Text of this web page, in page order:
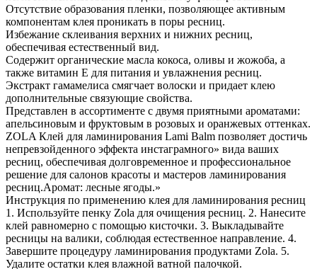
Отсутствие образования пленки, позволяющее активным
компонентам клея проникать в поры ресниц.
Избежание склеивания верхних и нижних ресниц,
обеспечивая естественный вид.
Содержит органические масла кокоса, оливы и жожоба, а
также витамин Е для питания и увлажнения ресниц.
Экстракт гамамелиса смягчает волоски и придает клею
дополнительные связующие свойства.
Представлен в ассортименте с двумя приятными ароматами:
апельсиновым и фруктовым в розовых и оранжевых оттенках.
ZOLA Клей для ламинирования Lami Balm позволяет достичь
непревзойденного эффекта инстаграмного» вида ваших
ресниц, обеспечивая долговременное и профессиональное
решение для салонов красоты и мастеров ламинирования
ресниц.Аромат: лесные ягоды.»
Инструкция по применению клея для ламинирования ресниц
1. Используйте пенку Zola для очищения ресниц. 2. Нанесите
клей равномерно с помощью кисточки. 3. Выкладывайте
ресницы на валики, соблюдая естественное направление. 4.
Завершите процедуру ламинирования продуктами Zola. 5.
Удалите остатки клея влажной ватной палочкой.